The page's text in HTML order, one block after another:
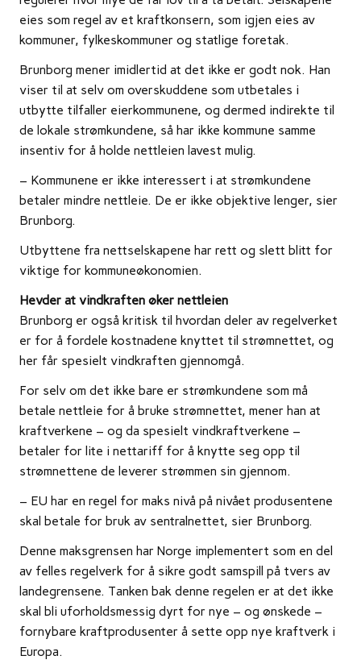
eies som regel av et kraftkonsern, som igjen eies av
kommuner, fylkeskommuner og statlige foretak.
Brunborg mener imidlertid at det ikke er godt nok. Han
viser til at selv om overskuddene som utbetales i
utbytte tilfaller eierkommunene, og dermed indirekte til
de lokale strømkundene, så har ikke kommune samme
insentiv for å holde nettleien lavest mulig.
– Kommunene er ikke interessert i at strømkundene
betaler mindre nettleie. De er ikke objektive lenger, sier
Brunborg.
Utbyttene fra nettselskapene har rett og slett blitt for
viktige for kommuneøkonomien.
Hevder at vindkraften øker nettleien
Brunborg er også kritisk til hvordan deler av regelverket
er for å fordele kostnadene knyttet til strømnettet, og
her får spesielt vindkraften gjennomgå.
For selv om det ikke bare er strømkundene som må
betale nettleie for å bruke strømnettet, mener han at
kraftverkene – og da spesielt vindkraftverkene –
betaler for lite i nettariff for å knytte seg opp til
strømnettene de leverer strømmen sin gjennom.
– EU har en regel for maks nivå på nivået produsentene
skal betale for bruk av sentralnettet, sier Brunborg.
Denne maksgrensen har Norge implementert som en del
av felles regelverk for å sikre godt samspill på tvers av
landegrensene. Tanken bak denne regelen er at det ikke
skal bli uforholdsmessig dyrt for nye – og ønskede –
fornybare kraftprodusenter å sette opp nye kraftverk i
Europa.